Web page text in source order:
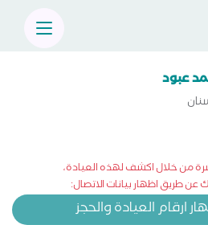
عبود
من خلال اكشف لهذه العيادة،
طريق اظهار بيانات الاتصال:
ارقام العيادة والحجز